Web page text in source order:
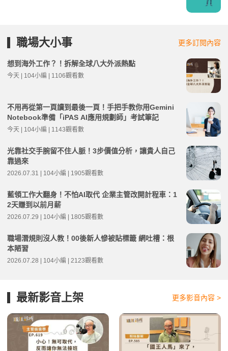
職場大小事 更多訂閱內容
想到海外工作？！拆解全球八大外派熱點
今天 | 104小編 | 1106觀看數
不用再從第一頁讀到最後一頁！手把手教你用Gemini
Notebook準備「iPAS AI應用規劃師」考試筆記
今天 | 104小編 | 1143觀看數
光靠社交手腕留不住人脈！3步價值分析，讓貴人自己
靠過來
2026.07.31 | 104小編 | 1905觀看數
藍領工作大翻身！不怕AI取代 企業主管改開計程車：1
2天賺到以前月薪
2026.07.29 | 104小編 | 1805觀看數
職場潛規則沒人教！00後新人慘被貼標籤 網吐槽：根
本陋習
2026.07.28 | 104小編 | 2123觀看數
最新影音上架 更多影音內容 >